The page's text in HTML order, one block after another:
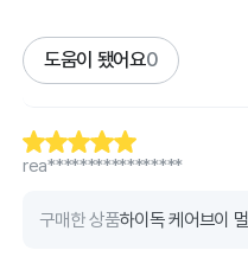
도움이 됐어요0
rea*****************
구매한 상품